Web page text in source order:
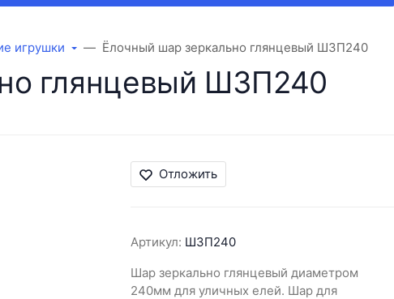
игрушки Ёлочный шар зеркально глянцевый ШЗП240
глянцевый ШЗП240
Отложить
Артикул: ШЗП240
Шар зеркально глянцевый диаметром
240мм для уличных елей. Шар для